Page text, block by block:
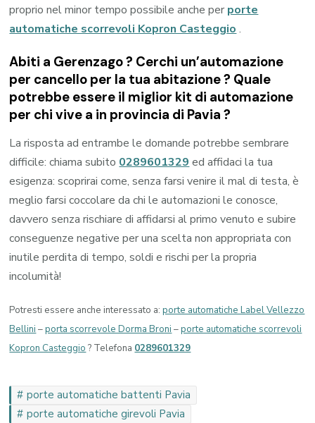
proprio nel minor tempo possibile anche per porte
automatiche scorrevoli Kopron Casteggio .
Abiti a Gerenzago? Cerchi un’automazione
per cancello per la tua abitazione ? Quale
potrebbe essere il miglior kit di automazione
per chi vive a in provincia di Pavia ?
La risposta ad entrambe le domande potrebbe sembrare
difficile: chiama subito 0289601329 ed affidaci la tua
esigenza: scoprirai come, senza farsi venire il mal di testa, è
meglio farsi coccolare da chi le automazioni le conosce,
davvero senza rischiare di affidarsi al primo venuto e subire
conseguenze negative per una scelta non appropriata con
inutile perdita di tempo, soldi e rischi per la propria
incolumità!
Potresti essere anche interessato a:porte automatiche Label Vellezzo
Bellini –porta scorrevole Dorma Broni –porte automatiche scorrevoli
Kopron Casteggio ? Telefona 0289601329
porte automatiche battenti Pavia
porte automatiche girevoli Pavia